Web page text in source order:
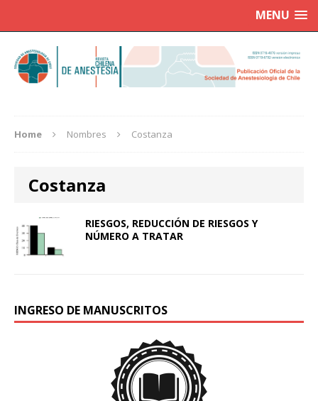
MENU
Home Nombres Costanza
Costanza
RIESGOS, REDUCCIÓN DE RIESGOS Y
NÚMERO A TRATAR
INGRESO DE MANUSCRITOS